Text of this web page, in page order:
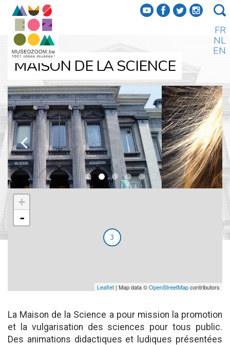
f a b e
FR
NL
EN
MAISON DE LA SCIENCE
k l
3
+
-
Leaflet | Map data ©OpenStreetMapcontributors
La Maison de la Science a pour mission la promotion
et la vulgarisation des sciences pour tous public.
Des animations didactiques et ludiques présentées